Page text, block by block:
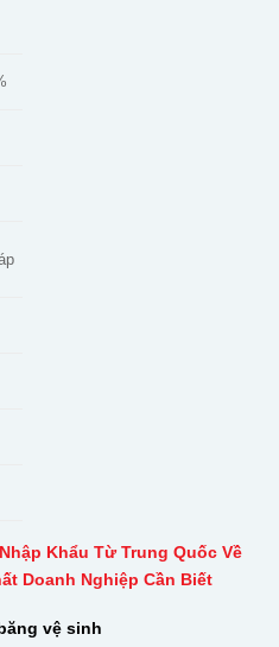
Khẩu Từ Trung Quốc Về
Doanh Nghiệp Cần Biết
vệ sinh